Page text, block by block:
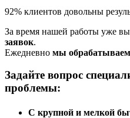
92% клиентов довольны
За время нашей работы уже
заявок.
Ежедневно мы обрабатываем
Задайте вопрос
проблемы:
С крупной и мелкой